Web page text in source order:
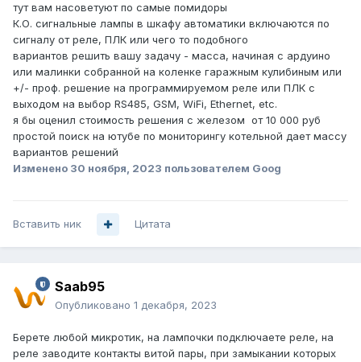
тут вам насоветуют по самые помидоры
К.О. сигнальные лампы в шкафу автоматики включаются по
сигналу от реле, ПЛК или чего то подобного
вариантов решить вашу задачу - масса, начиная с ардуино
или малинки собранной на коленке гаражным кулибиным или
+/- проф. решение на программируемом реле или ПЛК с
выходом на выбор RS485, GSM, WiFi, Ethernet, etc.
я бы оценил стоимость решения с железом от 10 000 руб
простой поиск на ютубе по мониторингу котельной дает массу
вариантов решений
Изменено 30 ноября, 2023 пользователем Goog
Вставить ник Цитата
Saab95
Опубликовано 1 декабря, 2023
Берете любой микротик, на лампочки подключаете реле, на
реле заводите контакты витой пары, при замыкании которых